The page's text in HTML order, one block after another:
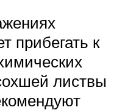
прибегать к
листвы